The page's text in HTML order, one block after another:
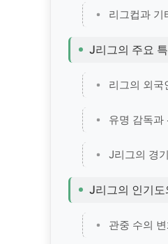
리그컵과 기
J리그의 주요
리그의 외국
유명 감독과
J리그의 경
J리그의 인기도
관중 수의